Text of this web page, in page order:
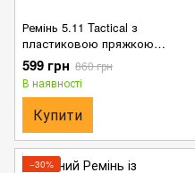
Ремінь 5.11 Tactical з
пластиковою пряжкою
чорний
599 грн 860 грн
В наявності
Купити
−30%